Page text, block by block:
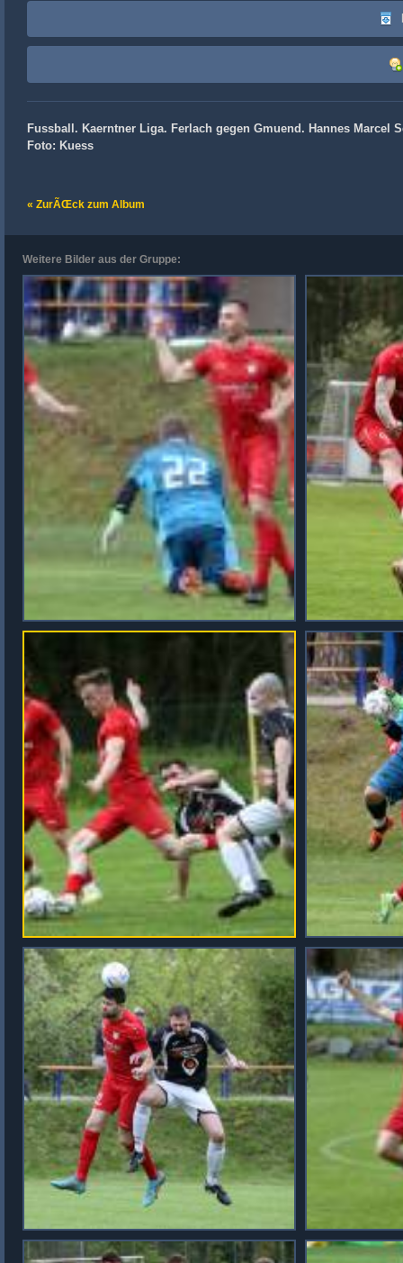
Fussball. Kaerntner Liga. Ferlach gegen Gmuend. Hannes Marcel
Foto: Kuess
« ZurÃŒck zum Album
Weitere Bilder aus der Gruppe: